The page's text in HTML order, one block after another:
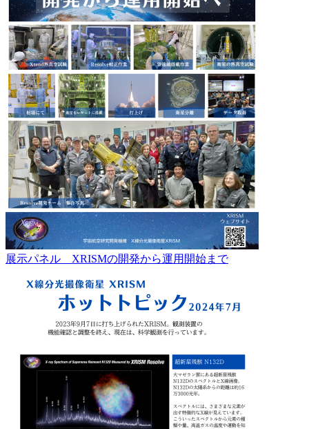
展示パネル XRISMの開発から運用開始まで